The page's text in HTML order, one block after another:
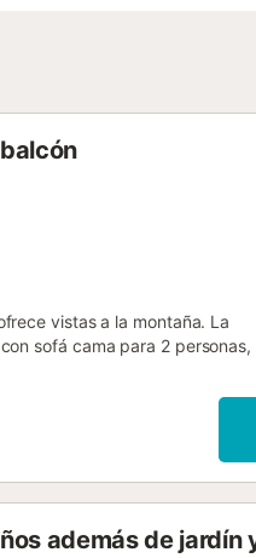
vistas a la montaña. La
sofá cama para 2 personas,
tanto en el salón como en los
terraza, balcón y
las impresionantes playas de
cuenta con sistemas
además de jardín